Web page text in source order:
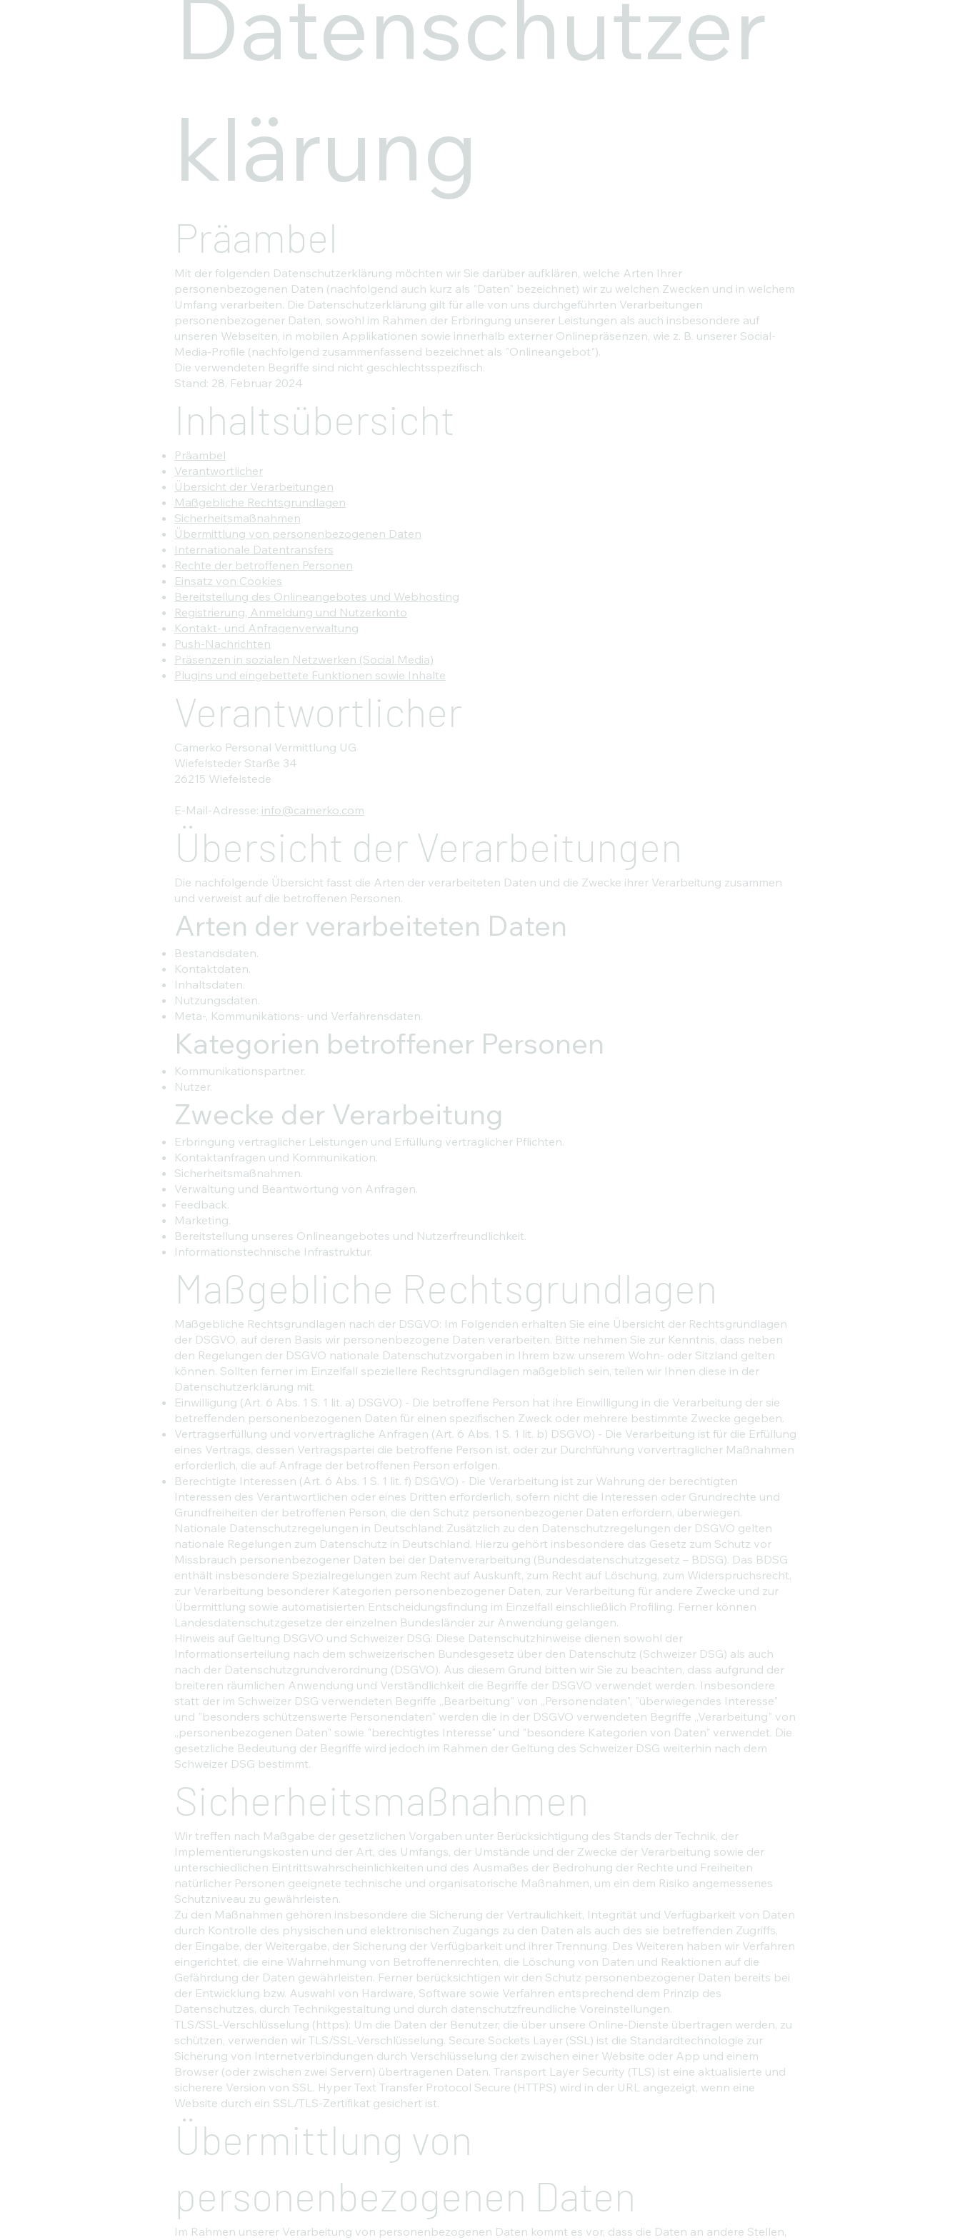
Datenschutzer
klärung
Präambel
Mit der folgenden Datenschutzerklärung möchten wir Sie darüber aufklären, welche Arten Ihrer
personenbezogenen Daten (nachfolgend auch kurz als "Daten" bezeichnet) wir zu welchen Zwecken und in welchem
Umfang verarbeiten. Die Datenschutzerklärung gilt für alle von uns durchgeführten Verarbeitungen
personenbezogener Daten, sowohl im Rahmen der Erbringung unserer Leistungen als auch insbesondere auf
unseren Webseiten, in mobilen Applikationen sowie innerhalb externer Onlinepräsenzen, wie z. B. unserer Social-
Media-Profile (nachfolgend zusammenfassend bezeichnet als "Onlineangebot").
Die verwendeten Begriffe sind nicht geschlechtsspezifisch.
Stand: 28. Februar 2024
Inhaltsübersicht
Präambel
Verantwortlicher
Übersicht der Verarbeitungen
Maßgebliche Rechtsgrundlagen
Sicherheitsmaßnahmen
Übermittlung von personenbezogenen Daten
Internationale Datentransfers
Rechte der betroffenen Personen
Einsatz von Cookies
Bereitstellung des Onlineangebotes und Webhosting
Registrierung, Anmeldung und Nutzerkonto
Kontakt- und Anfragenverwaltung
Push-Nachrichten
Präsenzen in sozialen Netzwerken (Social Media)
Plugins und eingebettete Funktionen sowie Inhalte
Verantwortlicher
Camerko Personal Vermittlung UG
Wiefelsteder Starße 34
26215 Wiefelstede
E-Mail-Adresse: info@camerko.com
Übersicht der Verarbeitungen
Die nachfolgende Übersicht fasst die Arten der verarbeiteten Daten und die Zwecke ihrer Verarbeitung zusammen
und verweist auf die betroffenen Personen.
Arten der verarbeiteten Daten
Bestandsdaten.
Kontaktdaten.
Inhaltsdaten.
Nutzungsdaten.
Meta-, Kommunikations- und Verfahrensdaten.
Kategorien betroffener Personen
Kommunikationspartner.
Nutzer.
Zwecke der Verarbeitung
Erbringung vertraglicher Leistungen und Erfüllung vertraglicher Pflichten.
Kontaktanfragen und Kommunikation.
Sicherheitsmaßnahmen.
Verwaltung und Beantwortung von Anfragen.
Feedback.
Marketing.
Bereitstellung unseres Onlineangebotes und Nutzerfreundlichkeit.
Informationstechnische Infrastruktur.
Maßgebliche Rechtsgrundlagen
Maßgebliche Rechtsgrundlagen nach der DSGVO: Im Folgenden erhalten Sie eine Übersicht der Rechtsgrundlagen
der DSGVO, auf deren Basis wir personenbezogene Daten verarbeiten. Bitte nehmen Sie zur Kenntnis, dass neben
den Regelungen der DSGVO nationale Datenschutzvorgaben in Ihrem bzw. unserem Wohn- oder Sitzland gelten
können. Sollten ferner im Einzelfall speziellere Rechtsgrundlagen maßgeblich sein, teilen wir Ihnen diese in der
Datenschutzerklärung mit.
Einwilligung (Art. 6 Abs. 1 S. 1 lit. a) DSGVO) - Die betroffene Person hat ihre Einwilligung in die Verarbeitung der sie
betreffenden personenbezogenen Daten für einen spezifischen Zweck oder mehrere bestimmte Zwecke gegeben.
Vertragserfüllung und vorvertragliche Anfragen (Art. 6 Abs. 1 S. 1 lit. b) DSGVO) - Die Verarbeitung ist für die Erfüllung
eines Vertrags, dessen Vertragspartei die betroffene Person ist, oder zur Durchführung vorvertraglicher Maßnahmen
erforderlich, die auf Anfrage der betroffenen Person erfolgen.
Berechtigte Interessen (Art. 6 Abs. 1 S. 1 lit. f) DSGVO) - Die Verarbeitung ist zur Wahrung der berechtigten
Interessen des Verantwortlichen oder eines Dritten erforderlich, sofern nicht die Interessen oder Grundrechte und
Grundfreiheiten der betroffenen Person, die den Schutz personenbezogener Daten erfordern, überwiegen.
Nationale Datenschutzregelungen in Deutschland: Zusätzlich zu den Datenschutzregelungen der DSGVO gelten
nationale Regelungen zum Datenschutz in Deutschland. Hierzu gehört insbesondere das Gesetz zum Schutz vor
Missbrauch personenbezogener Daten bei der Datenverarbeitung (Bundesdatenschutzgesetz – BDSG). Das BDSG
enthält insbesondere Spezialregelungen zum Recht auf Auskunft, zum Recht auf Löschung, zum Widerspruchsrecht,
zur Verarbeitung besonderer Kategorien personenbezogener Daten, zur Verarbeitung für andere Zwecke und zur
Übermittlung sowie automatisierten Entscheidungsfindung im Einzelfall einschließlich Profiling. Ferner können
Landesdatenschutzgesetze der einzelnen Bundesländer zur Anwendung gelangen.
Hinweis auf Geltung DSGVO und Schweizer DSG: Diese Datenschutzhinweise dienen sowohl der
Informationserteilung nach dem schweizerischen Bundesgesetz über den Datenschutz (Schweizer DSG) als auch
nach der Datenschutzgrundverordnung (DSGVO). Aus diesem Grund bitten wir Sie zu beachten, dass aufgrund der
breiteren räumlichen Anwendung und Verständlichkeit die Begriffe der DSGVO verwendet werden. Insbesondere
statt der im Schweizer DSG verwendeten Begriffe „Bearbeitung" von „Personendaten", "überwiegendes Interesse"
und "besonders schützenswerte Personendaten" werden die in der DSGVO verwendeten Begriffe „Verarbeitung" von
„personenbezogenen Daten" sowie "berechtigtes Interesse" und "besondere Kategorien von Daten" verwendet. Die
gesetzliche Bedeutung der Begriffe wird jedoch im Rahmen der Geltung des Schweizer DSG weiterhin nach dem
Schweizer DSG bestimmt.
Sicherheitsmaßnahmen
Wir treffen nach Maßgabe der gesetzlichen Vorgaben unter Berücksichtigung des Stands der Technik, der
Implementierungskosten und der Art, des Umfangs, der Umstände und der Zwecke der Verarbeitung sowie der
unterschiedlichen Eintrittswahrscheinlichkeiten und des Ausmaßes der Bedrohung der Rechte und Freiheiten
natürlicher Personen geeignete technische und organisatorische Maßnahmen, um ein dem Risiko angemessenes
Schutzniveau zu gewährleisten.
Zu den Maßnahmen gehören insbesondere die Sicherung der Vertraulichkeit, Integrität und Verfügbarkeit von Daten
durch Kontrolle des physischen und elektronischen Zugangs zu den Daten als auch des sie betreffenden Zugriffs,
der Eingabe, der Weitergabe, der Sicherung der Verfügbarkeit und ihrer Trennung. Des Weiteren haben wir Verfahren
eingerichtet, die eine Wahrnehmung von Betroffenenrechten, die Löschung von Daten und Reaktionen auf die
Gefährdung der Daten gewährleisten. Ferner berücksichtigen wir den Schutz personenbezogener Daten bereits bei
der Entwicklung bzw. Auswahl von Hardware, Software sowie Verfahren entsprechend dem Prinzip des
Datenschutzes, durch Technikgestaltung und durch datenschutzfreundliche Voreinstellungen.
TLS/SSL-Verschlüsselung (https): Um die Daten der Benutzer, die über unsere Online-Dienste übertragen werden, zu
schützen, verwenden wir TLS/SSL-Verschlüsselung. Secure Sockets Layer (SSL) ist die Standardtechnologie zur
Sicherung von Internetverbindungen durch Verschlüsselung der zwischen einer Website oder App und einem
Browser (oder zwischen zwei Servern) übertragenen Daten. Transport Layer Security (TLS) ist eine aktualisierte und
sicherere Version von SSL. Hyper Text Transfer Protocol Secure (HTTPS) wird in der URL angezeigt, wenn eine
Website durch ein SSL/TLS-Zertifikat gesichert ist.
Übermittlung von
personenbezogenen Daten
Im Rahmen unserer Verarbeitung von personenbezogenen Daten kommt es vor, dass die Daten an andere Stellen,